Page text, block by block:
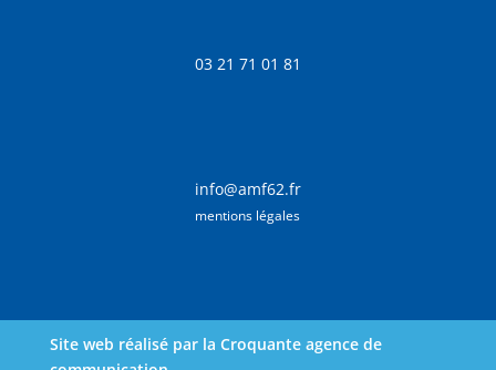
03 21 71 01 81
info@amf62.fr
mentions légales
Site web réalisé par la Croquante agence de